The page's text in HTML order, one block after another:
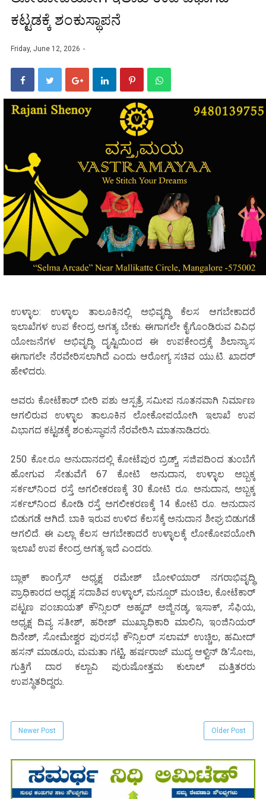
ಕಟ್ಟಡಕ್ಕೆ ಶಂಕುಸ್ಥಾಪನೆ
Friday, June 12, 2026
ಉಳ್ಳಾಲ: ಉಳ್ಳಾಲ ತಾಲೂಕಿನಲ್ಲಿ ಅಭಿವೃದ್ಧಿ ಕೆಲಸ ಆಗಬೇಕಾದರೆ
ಇಲಾಖೆಗಳ ಉಪ ಕೇಂದ್ರ ಅಗತ್ಯ ಬೇಕು. ಈಗಾಗಲೇ ಕೈಗೊಂಡಿರುವ ವಿವಿಧ
ಯೋಜನೆಗಳ ಅಭಿವೃದ್ಧಿ ದೃಷ್ಟಿಯಿಂದ ಈ ಉಪಕೇಂದ್ರಕ್ಕೆ ಶಿಲಾನ್ಯಾಸ
ಈಗಾಗಲೇ ನೆರವೇರಿಸಲಾಗಿದೆ ಎಂದು ಆರೋಗ್ಯ ಸಚಿವ ಯು.ಟಿ. ಖಾದರ್
ಹೇಳಿದರು.
ಅವರು ಕೋಟೆಕಾರ್ ಬೀರಿ ಪಶು ಆಸ್ಪತ್ರೆ ಸಮೀಪ ನೂತನವಾಗಿ ನಿರ್ಮಾಣ
ಆಗಲಿರುವ ಉಳ್ಳಾಲ ತಾಲೂಕಿನ ಲೋಕೋಪಯೋಗಿ ಇಲಾಖೆ ಉಪ
ವಿಭಾಗದ ಕಟ್ಟಡಕ್ಕೆ ಶಂಕುಸ್ಥಾಪನೆ ನೆರವೇರಿಸಿ ಮಾತನಾಡಿದರು.
250 ಕೋ.ರೂ ಅನುದಾನದಲ್ಲಿ ಕೋಟೆಪುರ ಬ್ರಿಡ್ಜ್, ಸಜಿಪದಿಂದ ತುಂಬೆಗೆ
ಹೋಗುವ ಸೇತುವೆಗೆ 67 ಕೋಟಿ ಅನುದಾನ, ಉಳ್ಳಾಲ ಅಬ್ಬಕ್ಕ
ಸರ್ಕಲ್‌ನಿಂದ ರಸ್ತೆ ಅಗಲೀಕರಣಕ್ಕೆ 30 ಕೋಟಿ ರೂ. ಅನುದಾನ, ಅಬ್ಬಕ್ಕ
ಸರ್ಕಲ್‌ನಿಂದ ಕೋಡಿ ರಸ್ತೆ ಅಗಲೀಕರಣಕ್ಕೆ 14 ಕೋಟಿ ರೂ. ಅನುದಾನ
ಬಿಡುಗಡೆ ಆಗಿದೆ. ಬಾಕಿ ಇರುವ ಉಳಿದ ಕೆಲಸಕ್ಕೆ ಅನುದಾನ ಶೀಘ್ರ ಬಿಡುಗಡೆ
ಆಗಲಿದೆ. ಈ ಎಲ್ಲಾ ಕೆಲಸ ಆಗಬೇಕಾದರೆ ಉಳ್ಳಾಲಕ್ಕೆ ಲೋಕೋಪಯೋಗಿ
ಇಲಾಖೆ ಉಪ ಕೇಂದ್ರ ಅಗತ್ಯ ಇದೆ ಎಂದರು.
ಬ್ಲಾಕ್ ಕಾಂಗ್ರೆಸ್ ಅಧ್ಯಕ್ಷ ರಮೇಶ್ ಬೋಳಿಯಾರ್ ನಗರಾಭಿವೃದ್ಧಿ
ಪ್ರಾಧಿಕಾರದ ಅಧ್ಯಕ್ಷ ಸದಾಶಿವ ಉಳ್ಳಾಲ್, ಮನ್ಸೂರ್ ಮಂಚಿಲ, ಕೋಟೆಕಾರ್
ಪಟ್ಟಣ ಪಂಚಾಯತ್ ಕೌನ್ಸಿಲರ್ ಅಹ್ಮದ್ ಅಜ್ಜಿನಡ್ಕ, ಇಸಾಕ್, ಸೆಫಿಯ,
ಅಧ್ಯಕ್ಷ ದಿವ್ಯ ಸತೀಶ್, ಹರೀಶ್ ಮುಖ್ಯಾಧಿಕಾರಿ ಮಾಲಿನಿ, ಇಂಜಿನಿಯರ್
ದಿನೇಶ್, ಸೋಮೇಶ್ವರ ಪುರಸಭೆ ಕೌನ್ಸಿಲರ್ ಸಲಾಮ್ ಉಚ್ಚಿಲ, ಹಮೀದ್
ಹಸನ್ ಮಾಡೂರು, ಮಮತಾ ಗಟ್ಟಿ, ಹರ್ಷರಾಜ್ ಮುದ್ಯ ಆಳ್ವಿನ್ ಡಿ’ಸೋಜ,
ಗುತ್ತಿಗೆ ದಾರ ಕಲ್ಬಾವಿ ಪುರುಷೋತ್ತಮ ಕುಲಾಲ್ ಮತ್ತಿತರರು
ಉಪಸ್ಥಿತರಿದ್ದರು.
Newer Post Older Post